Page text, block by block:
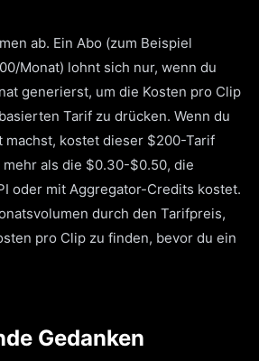
ab. Ein Abo (zum Beispiel
Monat) lohnt sich nur, wenn du
generierst, um die Kosten pro Clip
Tarif zu drücken. Wenn du
machst, kostet dieser $200-Tarif
als die $0.30-$0.50, die
oder mit Aggregator-Credits kostet.
durch den Tarifpreis,
pro Clip zu finden, bevor du ein
Gedanken